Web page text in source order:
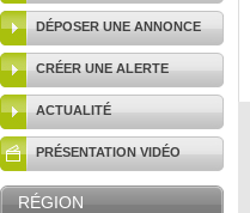
DÉPOSER UNE ANNONCE
CRÉER UNE ALERTE
ACTUALITÉ
PRÉSENTATION VIDÉO
RÉGION